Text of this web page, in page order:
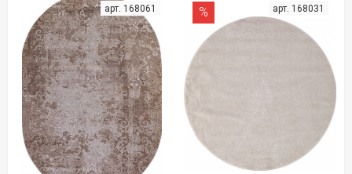
арт. 168061 арт. 168031
%